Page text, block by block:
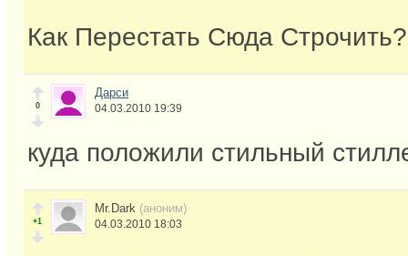
Как Перестать Сюда
0
Дарси
04.03.2010 19:39
куда положили стильный
+1
Mr.Dark (аноним)
04.03.2010 18:03